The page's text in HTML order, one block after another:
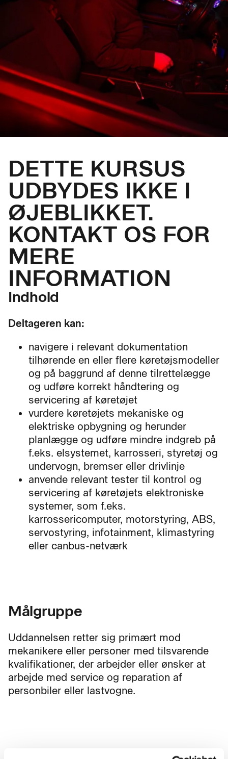
DETTE KURSUS
UDBYDES IKKE I
ØJEBLIKKET.
KONTAKT OS FOR
MERE
INFORMATION
Indhold
Deltageren kan:
navigere i relevant dokumentation
tilhørende en eller flere køretøjsmodeller
og på baggrund af denne tilrettelægge
og udføre korrekt håndtering og
servicering af køretøjet
vurdere køretøjets mekaniske og
elektriske opbygning og herunder
planlægge og udføre mindre indgreb på
f.eks. elsystemet, karrosseri, styretøj og
undervogn, bremser eller drivlinje
anvende relevant tester til kontrol og
servicering af køretøjets elektroniske
systemer, som f.eks.
karrossericomputer, motorstyring, ABS,
servostyring, infotainment, klimastyring
eller canbus-netværk
Målgruppe
Uddannelsen retter sig primært mod
mekanikere eller personer med tilsvarende
kvalifikationer, der arbejder eller ønsker at
arbejde med service og reparation af
personbiler eller lastvogne.